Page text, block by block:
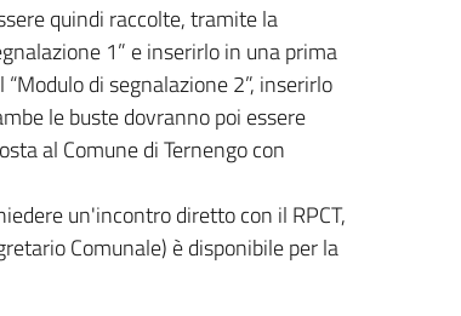
quindi raccolte, tramite la
1” e inserirlo in una prima
di segnalazione 2”, inserirlo
le buste dovranno poi essere
al Comune di Ternengo con
un'incontro diretto con il RPCT,
Comunale) è disponibile per la